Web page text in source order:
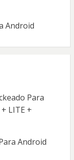
Android
Para
LITE +
Android